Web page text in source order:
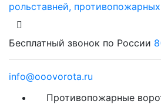
Бесплатный звонок по России
info@ooovorota.ru
Противопожарные